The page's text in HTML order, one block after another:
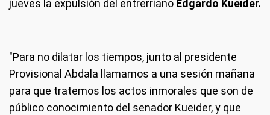
jueves la expulsión del entrerriano Edgardo Kueider.
"Para no dilatar los tiempos, junto al presidente
Provisional Abdala llamamos a una sesión mañana
para que tratemos los actos inmorales que son de
público conocimiento del senador Kueider, y que